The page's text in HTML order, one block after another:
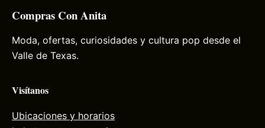
Compras Con Anita
Moda, ofertas, curiosidades y cultura pop desde el
Valle de Texas.
Visítanos
Ubicaciones y horarios